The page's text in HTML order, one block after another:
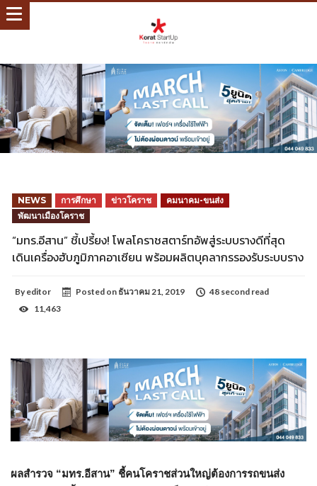
NEWS การศึกษา ข่าวโคราช
คมนาคม-ขนส่ง
พัฒนาเมืองโคราช
“มทร.อีสาน” ชี้เปรี้ยง! โพลโคราชสตาร์ทอัพสู่ระบบรางดีที่สุด
เดินเครื่องฮับภูมิภาคอาเซียน พร้อมผลิตบุคลากรรองรับระบบราง
By editor Posted on ธันวาคม 21, 2019
48 second read
11,463
ผลสำรวจ “มทร.อีสาน” ชี้คนโคราชส่วนใหญ่ต้องการรถขนส่ง